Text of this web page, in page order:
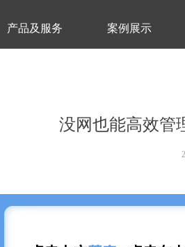
产品及服务 案例展示
没网也能高效管